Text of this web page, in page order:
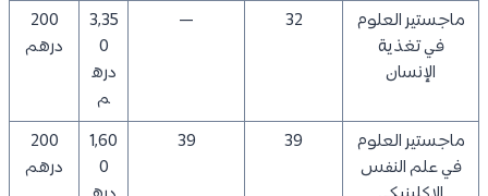
ماجستير العلوم
في تغذية
الإنسان
32
—
3,35
0
دره
م
200
درهم
ماجستير العلوم
في علم النفس
39
39
1,60
0
200
درهم